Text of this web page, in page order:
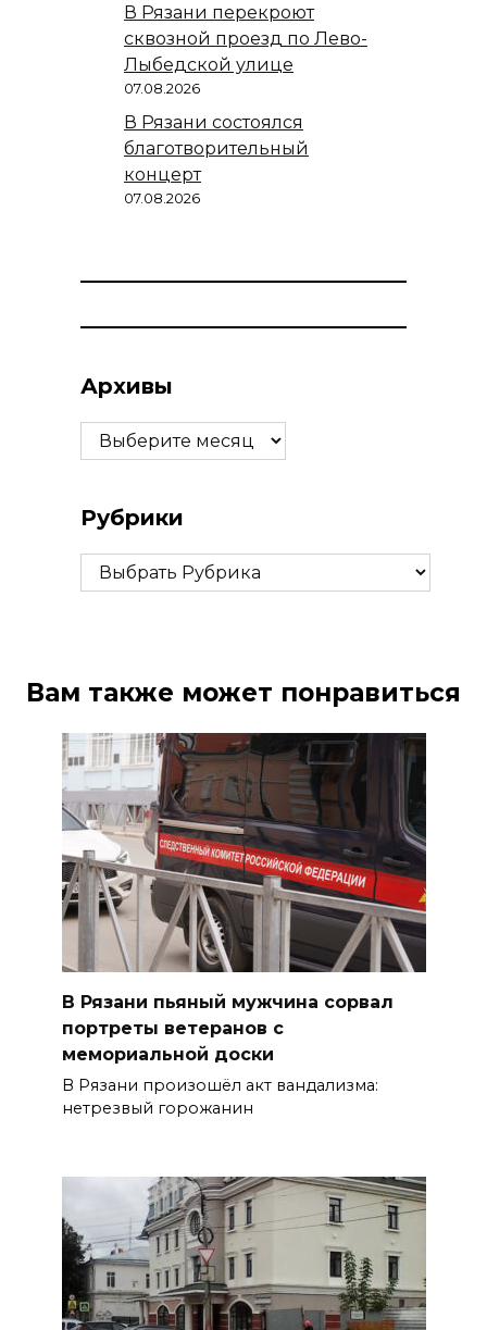
В Рязани перекроют
сквозной проезд по Лево-
Лыбедской улице
07.08.2026
В Рязани состоялся
благотворительный
концерт
07.08.2026
Архивы
Архивы
Рубрики
Рубрики
Вам также может понравиться
В Рязани пьяный мужчина сорвал
портреты ветеранов с
мемориальной доски
В Рязани произошёл акт вандализма:
нетрезвый горожанин